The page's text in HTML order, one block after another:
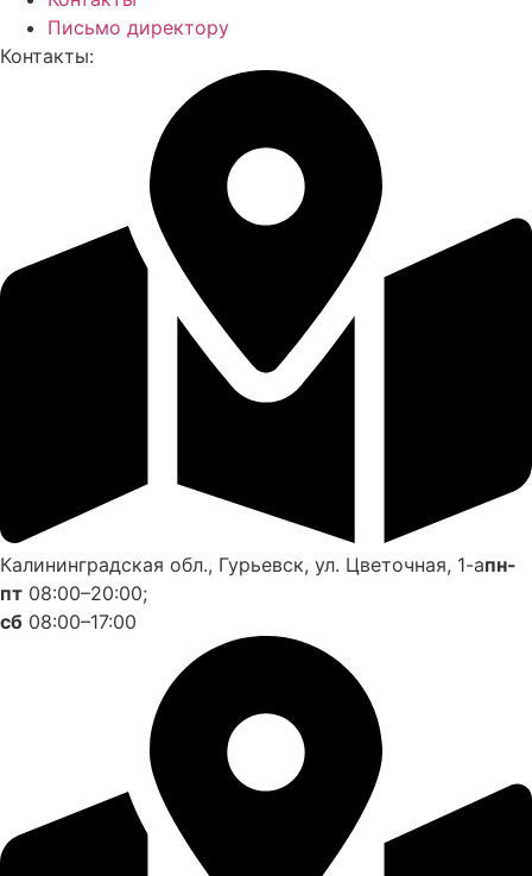
Письмо директору
Контакты:
Калининградская обл., Гурьевск, ул. Цветочная, 1-апн-
пт 08:00–20:00;
сб 08:00–17:00